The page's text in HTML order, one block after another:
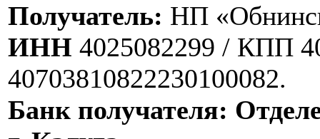
Получатель: НП
ИНН 4025082299 / КПП
40703810822230100082.
Банк получателя: